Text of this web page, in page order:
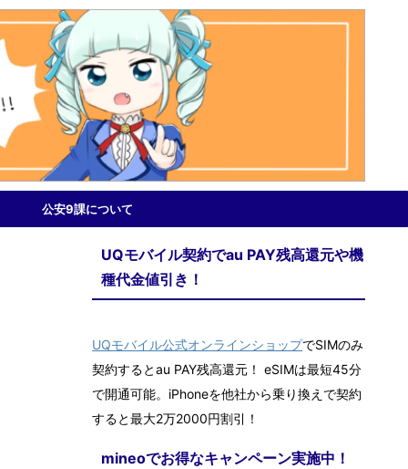
公安9課について
UQモバイル契約でau PAY残高還元や機
種代金値引き！
UQモバイル公式オンラインショップでSIMのみ
契約するとau PAY残高還元！ eSIMは最短45分
で開通可能。iPhoneを他社から乗り換えで契約
すると最大2万2000円割引！
mineoでお得なキャンペーン実施中！